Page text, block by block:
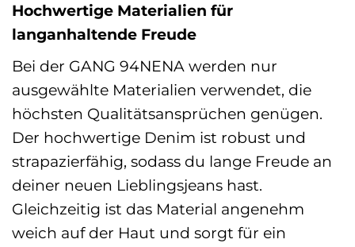
Hochwertige Materialien für
langanhaltende Freude
Bei der GANG 94NENA werden nur
ausgewählte Materialien verwendet, die
höchsten Qualitätsansprüchen genügen.
Der hochwertige Denim ist robust und
strapazierfähig, sodass du lange Freude an
deiner neuen Lieblingsjeans hast.
Gleichzeitig ist das Material angenehm
weich auf der Haut und sorgt für ein